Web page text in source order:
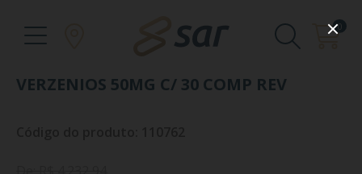
0
VERZENIOS 50MG C/ 30 COMP REV